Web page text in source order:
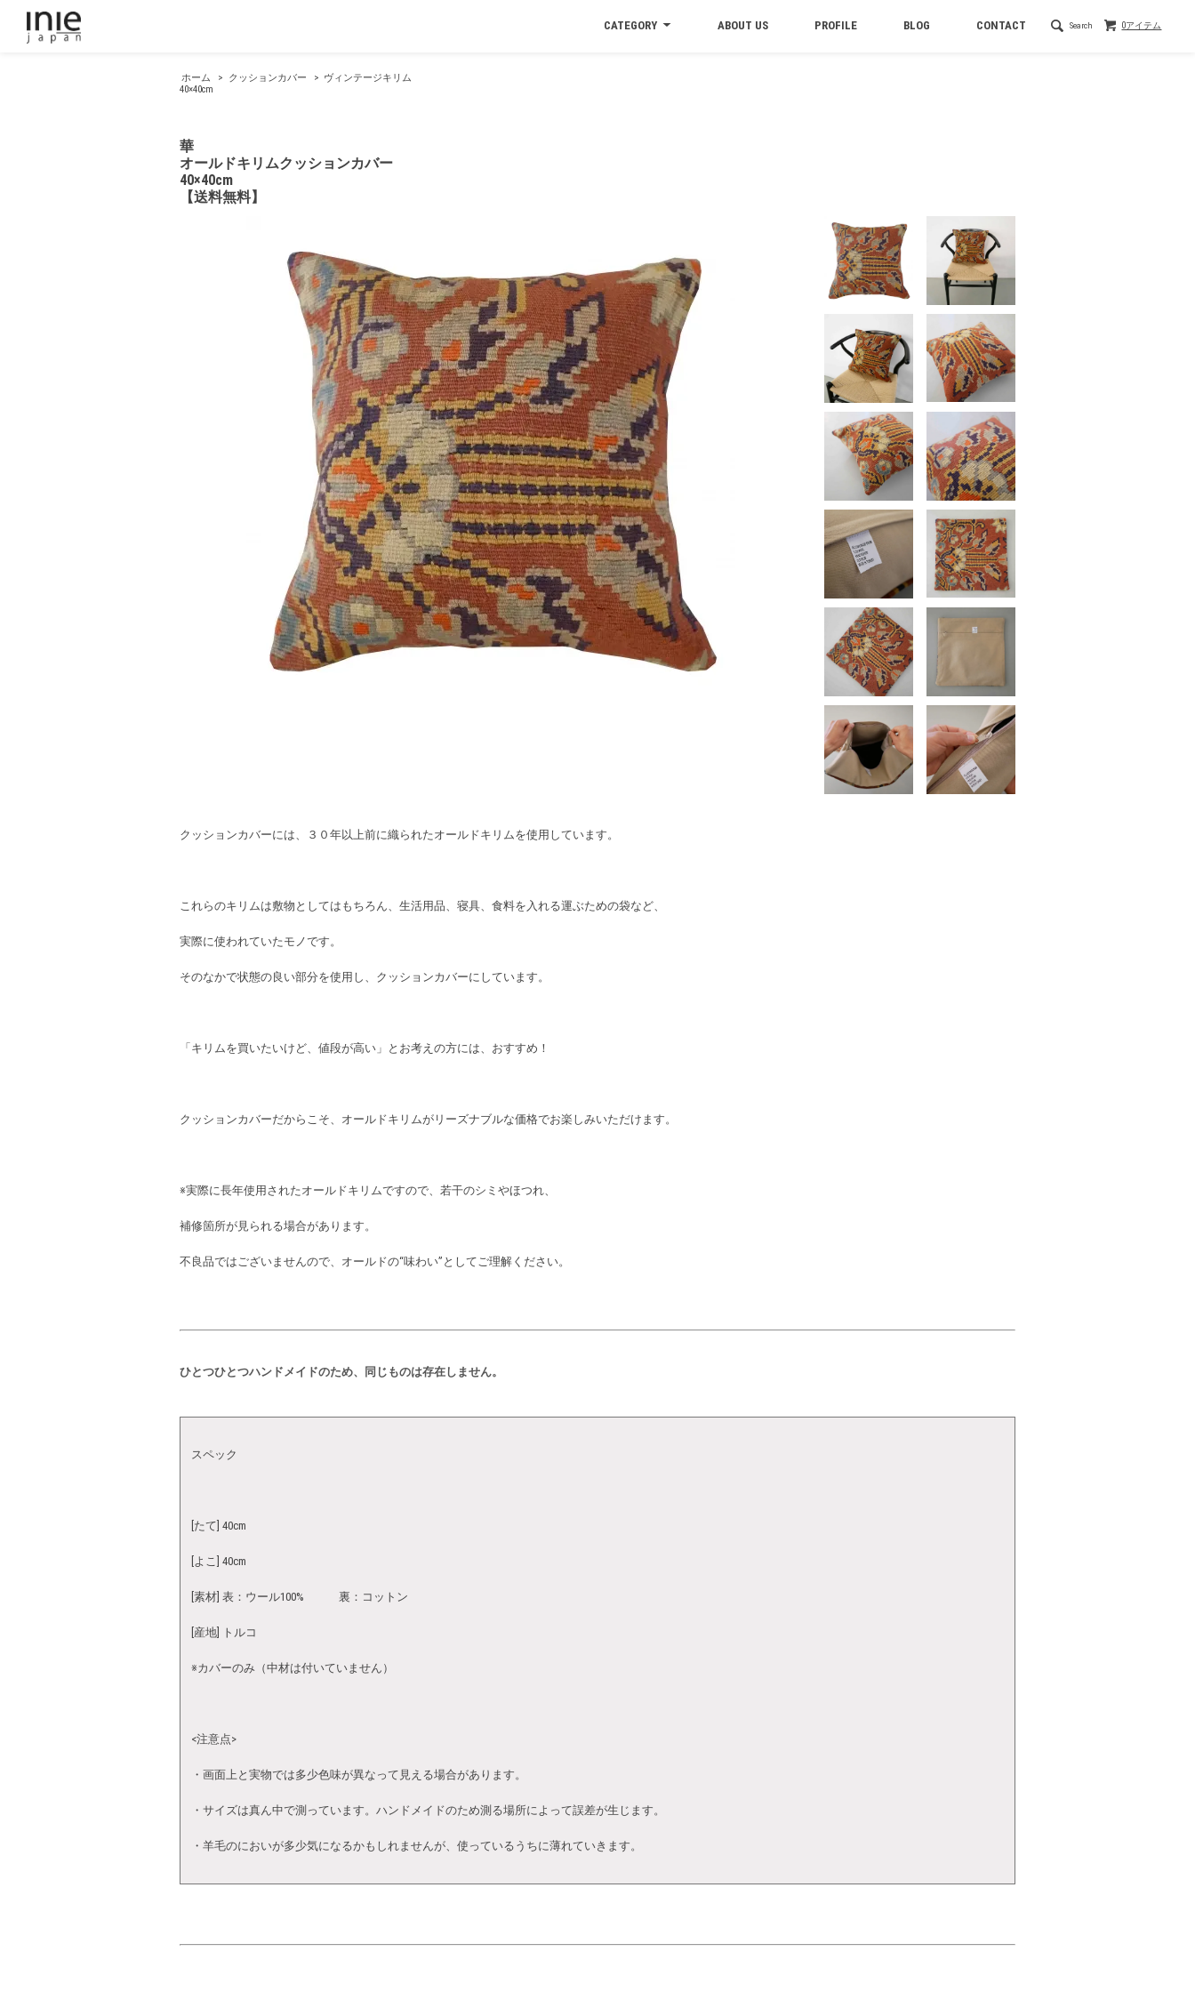
0アイテム
Search
CATEGORY ABOUT US PROFILE BLOG CONTACT
ホーム > クッションカバー > ヴィンテージキリム
40×40cm
華
オールドキリムクッションカバー
40×40cm
【送料無料】
クッションカバーには、３０年以上前に織られたオールドキリムを使用しています。
これらのキリムは敷物としてはもちろん、生活用品、寝具、食料を入れる運ぶための袋など、
実際に使われていたモノです。
そのなかで状態の良い部分を使用し、クッションカバーにしています。
「キリムを買いたいけど、値段が高い」とお考えの方には、おすすめ！
クッションカバーだからこそ、オールドキリムがリーズナブルな価格でお楽しみいただけます。
※実際に長年使用されたオールドキリムですので、若干のシミやほつれ、
補修箇所が見られる場合があります。
不良品ではございませんので、オールドの“味わい”としてご理解ください。
ひとつひとつハンドメイドのため、同じものは存在しません。
スペック
[たて] 40cm
[よこ] 40cm
[素材] 表：ウール100% 裏：コットン
[産地] トルコ
※カバーのみ（中材は付いていません）
<注意点>
・画面上と実物では多少色味が異なって見える場合があります。
・サイズは真ん中で測っています。ハンドメイドのため測る場所によって誤差が生じます。
・羊毛のにおいが多少気になるかもしれませんが、使っているうちに薄れていきます。